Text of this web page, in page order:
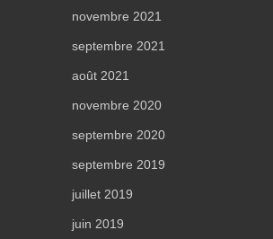
novembre 2021
septembre 2021
août 2021
novembre 2020
septembre 2020
septembre 2019
juillet 2019
juin 2019